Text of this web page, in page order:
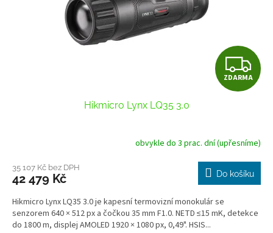
Z
D
R
M
A
ZDARMA
Hikmicro Lynx LQ35 3.0
produktu
je
z
5
hvězdiček.
obvykle do 3 prac. dní (upřesníme)
35 107 Kč bez DPH
42 479 Kč Do košíku
Hikmicro Lynx LQ35 3.0 je kapesní termovizní monokulár se
senzorem 640 × 512 px a čočkou 35 mm F1.0. NETD ≤15 mK, detekce
do 1800 m, displej AMOLED 1920 × 1080 px, 0,49". HSIS...